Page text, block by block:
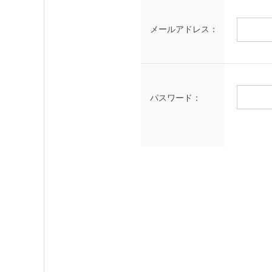
メールアドレス：
パスワード：